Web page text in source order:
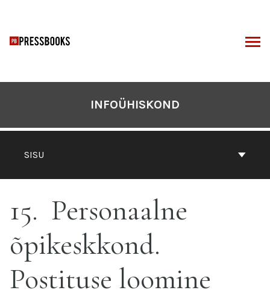
juurde
SISU
INFOÜHISKOND
15
Personaalne
õpikeskkond.
Postituse loomine